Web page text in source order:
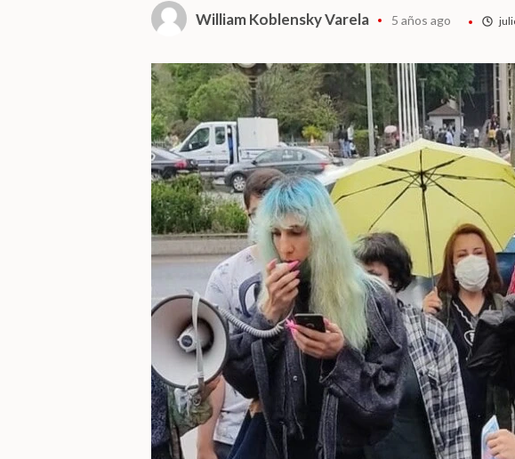
William Koblensky Varela 5 años ago